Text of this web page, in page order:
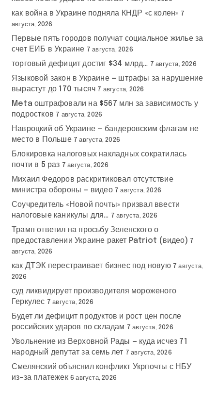
как война в Украине подняла КНДР «с колен» 7
августа, 2026
Первые пять городов получат социальное жилье за
счет ЕИБ в Украине 7 августа, 2026
торговый дефицит достиг $34 млрд… 7 августа, 2026
Языковой закон в Украине — штрафы за нарушение
вырастут до 170 тысяч 7 августа, 2026
Meta оштрафовали на $567 млн за зависимость у
подростков 7 августа, 2026
Навроцкий об Украине — бандеровским флагам не
место в Польше 7 августа, 2026
Блокировка налоговых накладных сократилась
почти в 5 раз 7 августа, 2026
Михаил Федоров раскритиковал отсутствие
министра обороны — видео 7 августа, 2026
Соучредитель «Новой почты» призвал ввести
налоговые каникулы для… 7 августа, 2026
Трамп ответил на просьбу Зеленского о
предоставлении Украине ракет Patriot (видео) 7
августа, 2026
как ДТЭК перестраивает бизнес под новую 7 августа,
2026
суд ликвидирует производителя мороженого
Геркулес 7 августа, 2026
Будет ли дефицит продуктов и рост цен после
российских ударов по складам 7 августа, 2026
Увольнение из Верховной Рады — куда исчез 71
народный депутат за семь лет 7 августа, 2026
Смелянский объяснил конфликт Укрпочты с НБУ
из-за платежек 6 августа, 2026